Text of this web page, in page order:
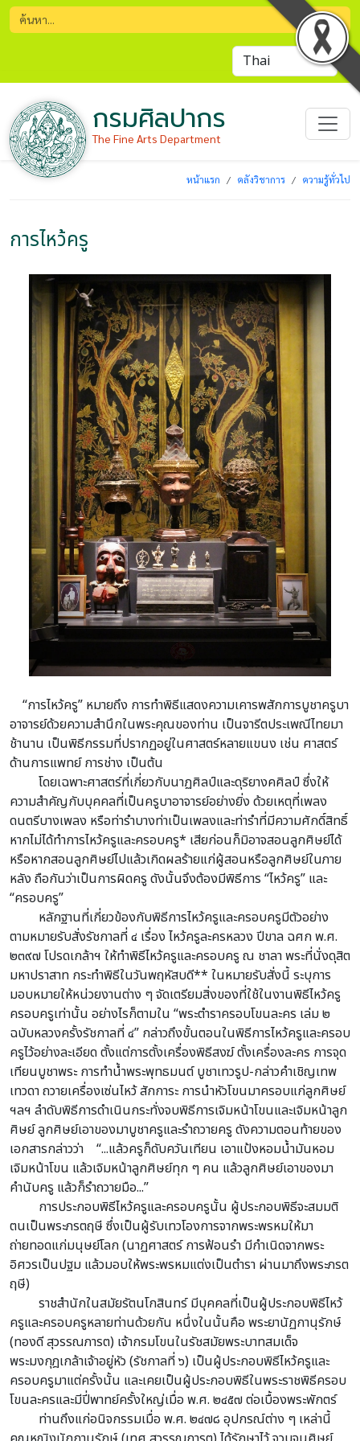
กรมศิลปากร
The Fine Arts Department
หน้าแรก คลังวิชาการ ความรู้ทั่วไป
การไหว้ครู
“การไหว้ครู” หมายถึง การทำพิธีแสดงความเคารพสักการบูชาครูบา
อาจารย์ด้วยความสำนึกในพระคุณของท่าน เป็นจารีตประเพณีไทยมา
ช้านาน เป็นพิธีกรรมที่ปรากฏอยู่ในศาสตร์หลายแขนง เช่น ศาสตร์
ด้านการแพทย์ การช่าง เป็นต้น
โดยเฉพาะศาสตร์ที่เกี่ยวกับนาฏศิลป์และดุริยางคศิลป์ ซึ่งให้
ความสำคัญกับบุคคลที่เป็นครูบาอาจารย์อย่างยิ่ง ด้วยเหตุที่เพลง
ดนตรีบางเพลง หรือท่ารำบางท่าเป็นเพลงและท่ารำที่มีความศักดิ์สิทธิ์
หากไม่ได้ทำการไหว้ครูและครอบครู* เสียก่อนก็มิอาจสอนลูกศิษย์ได้
หรือหากสอนลูกศิษย์ไปแล้วเกิดผลร้ายแก่ผู้สอนหรือลูกศิษย์ในภาย
หลัง ถือกันว่าเป็นการผิดครู ดังนั้นจึงต้องมีพิธีการ “ไหว้ครู” และ
“ครอบครู”
หลักฐานที่เกี่ยวข้องกับพิธีการไหว้ครูและครอบครูมีตัวอย่าง
ตามหมายรับสั่งรัชกาลที่ ๔ เรื่อง ไหว้ครูละครหลวง ปีขาล ฉศก พ.ศ.
๒๓๙๗ โปรดเกล้าฯ ให้ทำพิธีไหว้ครูและครอบครู ณ ชาลา พระที่นั่งดุสิต
มหาปราสาท กระทำพิธีในวันพฤหัสบดี** ในหมายรับสั่งนี้ ระบุการ
มอบหมายให้หน่วยงานต่าง ๆ จัดเตรียมสิ่งของที่ใช้ในงานพิธีไหว้ครู
ครอบครูเท่านั้น อย่างไรก็ตามใน “พระตำราครอบโขนละคร เล่ม ๒
ฉบับหลวงครั้งรัชกาลที่ ๔” กล่าวถึงขั้นตอนในพิธีการไหว้ครูและครอบ
ครูไว้อย่างละเอียด ตั้งแต่การตั้งเครื่องพิธีสงฆ์ ตั้งเครื่องละคร การจุด
เทียนบูชาพระ การทำน้ำพระพุทธมนต์ บูชาเทวรูป-กล่าวคำเชิญเทพ
เทวดา ถวายเครื่องเซ่นไหว้ สักการะ การนำหัวโขนมาครอบแก่ลูกศิษย์
ฯลฯ ลำดับพิธีการดำเนินกระทั่งจบพิธีการเจิมหน้าโขนและเจิมหน้าลูก
ศิษย์ ลูกศิษย์เอาของมาบูชาครูและรำถวายครู ดังความตอนท้ายของ
เอกสารกล่าวว่า “...แล้วครูก็ดับควันเทียน เอาแป้งหอมน้ำมันหอม
เจิมหน้าโขน แล้วเจิมหน้าลูกศิษย์ทุก ๆ คน แล้วลูกศิษย์เอาของมา
คำนับครู แล้วก็รำถวายมือ...”
การประกอบพิธีไหว้ครูและครอบครูนั้น ผู้ประกอบพิธีจะสมมติ
ตนเป็นพระภรตฤษี ซึ่งเป็นผู้รับเทวโองการจากพระพรหมให้มา
ถ่ายทอดแก่มนุษย์โลก (นาฏศาสตร์ การฟ้อนรำ มีกำเนิดจากพระ
อิศวรเป็นปฐม แล้วมอบให้พระพรหมแต่งเป็นตำรา ผ่านมาถึงพระภรต
ฤษี)
ราชสำนักในสมัยรัตนโกสินทร์ มีบุคคลที่เป็นผู้ประกอบพิธีไหว้
ครูและครอบครูหลายท่านด้วยกัน หนึ่งในนั้นคือ พระยานัฏกานุรักษ์
(ทองดี สุวรรณภารต) เจ้ากรมโขนในรัชสมัยพระบาทสมเด็จ
พระมงกุฎเกล้าเจ้าอยู่หัว (รัชกาลที่ ๖) เป็นผู้ประกอบพิธีไหว้ครูและ
ครอบครูมาแต่ครั้งนั้น และเคยเป็นผู้ประกอบพิธีในพระราชพิธีครอบ
โขนละครและมีปี่พาทย์ครั้งใหญ่เมื่อ พ.ศ. ๒๔๕๗ ต่อเบื้องพระพักตร์
ท่านถึงแก่อนิจกรรมเมื่อ พ.ศ. ๒๔๗๘ อุปกรณ์ต่าง ๆ เหล่านี้